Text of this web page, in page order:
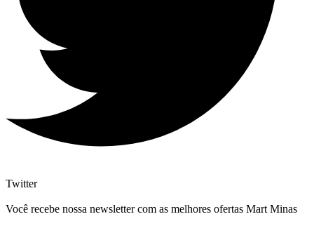
Twitter
Você recebe nossa newsletter com as melhores ofertas Mart Minas